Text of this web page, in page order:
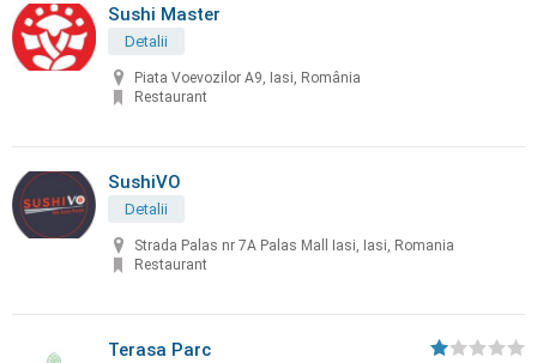
Sushi Master
Detalii
Piata Voevozilor A9, Iasi, România
Restaurant
SushiVO
Detalii
Strada Palas nr 7A Palas Mall Iasi, Iasi, Romania
Restaurant
Terasa Parc